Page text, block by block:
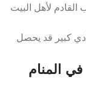
القادم لأهل البيت
كبير قد يحصل
المنام